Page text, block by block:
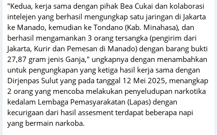
"Kedua, kerja sama dengan pihak Bea Cukai dan kolaborasi
intelejen yang berhasil mengungkap satu jaringan di Jakarta
ke Manado, kemudian ke Tondano (Kab. Minahasa), dan
berhasil mengamankan 3 orang tersangka (pengirim dari
Jakarta, Kurir dan Pemesan di Manado) dengan barang bukti
27,87 gram jenis Ganja," ungkapnya dengan menambahkan
untuk pengungkapan yang ketiga hasil kerja sama dengan
Dirjenpas Sulut yang pada tanggal 12 Mei 2025, menangkap
2 orang yang mencoba melakukan penyeludupan narkotika
kedalam Lembaga Pemasyarakatan (Lapas) dengan
kecurigaan dari hasil assesment terdapat beberapa napi
yang bermain narkoba.